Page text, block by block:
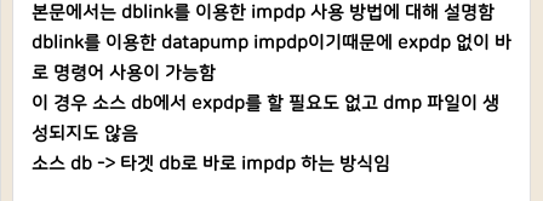
본문에서는 dblink를 이용한 impdp 사용 방법에 대해 설명함
dblink를 이용한 datapump impdp이기때문에 expdp 없이 바
로 명령어 사용이 가능함
이 경우 소스 db에서 expdp를 할 필요도 없고 dmp 파일이 생
성되지도 않음
소스 db -> 타겟 db로 바로 impdp 하는 방식임